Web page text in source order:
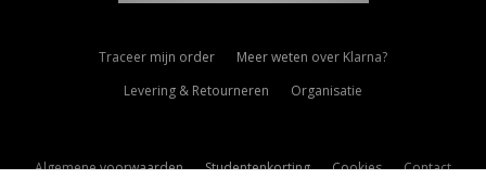
Traceer mijn order
Meer weten over Klarna?
Levering & Retourneren
Organisatie
Algemene voorwaarden Studentenkorting Cookies
Contact